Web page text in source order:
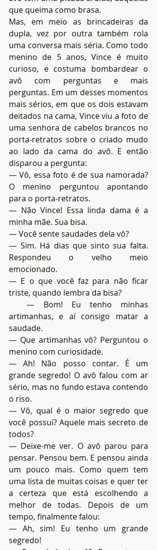
que queima como brasa.
Mas, em meio as brincadeiras da
dupla, vez por outra também rola
uma conversa mais séria. Como todo
menino de 5 anos, Vince é muito
curioso, e costuma bombardear o
avô com perguntas e mais
perguntas. Em um desses momentos
mais sérios, em que os dois estavam
deitados na cama, Vince viu a foto de
uma senhora de cabelos brancos no
porta-retratos sobre o criado mudo
ao lado da cama do avô. E então
disparou a pergunta:
— Vô, essa foto é de sua namorada?
O menino perguntou apontando
para o porta-retratos.
— Não Vince! Essa linda dama é a
minha mãe. Sua bisa.
— Você sente saudades dela vô?
— Sim. Há dias que sinto sua falta.
Respondeu o velho meio
emocionado.
— E o que você faz para não ficar
triste, quando lembra da bisa?
— Bom! Eu tenho minhas
artimanhas, e aí consigo matar a
saudade.
— Que artimanhas vô? Perguntou o
menino com curiosidade.
— Ah! Não posso contar. É um
grande segredo! O avô falou com ar
sério, mas no fundo estava contendo
o riso.
— Vô, qual é o maior segredo que
você possui? Aquele mais secreto de
todos?
— Deixe-me ver. O avô parou para
pensar. Pensou bem. E pensou ainda
um pouco mais. Como quem tem
uma lista de muitas coisas e quer ter
a certeza que está escolhendo a
melhor de todas. Depois de um
tempo, finalmente falou:
— Ah, sim! Eu tenho um grande
segredo!